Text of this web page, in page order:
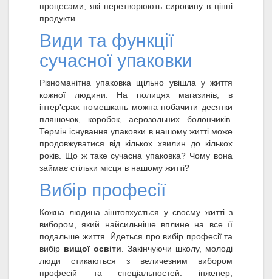
процесами, які перетворюють сировину в цінні
продукти.
Види та функції
сучасної упаковки
Різноманітна упаковка щільно увішла у життя
кожної людини. На полицях магазинів, в
інтер'єрах помешкань можна побачити десятки
пляшочок, коробок, аерозольних болончиків.
Термін існування упаковки в нашому житті може
продовжуватися від кількох хвилин до кількох
років. Що ж таке сучасна упаковка? Чому вона
займає стільки місця в нашому житті?
Вибір професії
Кожна людина зіштовхується у своєму житті з
вибором, який найсильніше вплине на все її
подальше життя. Йдеться про вибір професії та
вибір вищої освіти . Закінчуючи школу, молоді
люди стикаються з величезним вибором
професій та спеціальностей: інженер,